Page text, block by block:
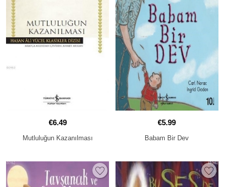
€6.49
Mutluluğun Kazanılması
€5.99
Babam Bir Dev